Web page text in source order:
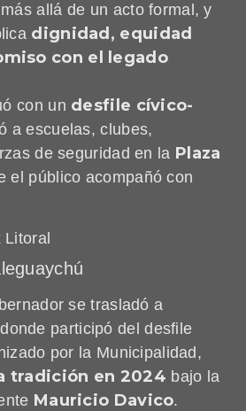
allá de un acto formal, y
dignidad, equidad
con el legado
con un desfile cívico-
a escuelas, clubes,
de seguridad en la Plaza
el público acompañó con
se trasladó a
participó del desfile
por la Municipalidad,
tradición en 2024 bajo la
Mauricio Davico.